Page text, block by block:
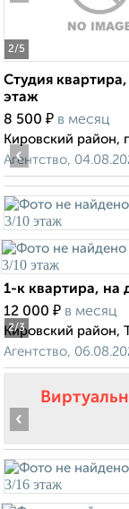
2/5
Студия
этаж
8 500 ₽ в месяц
Кировский район,
Агентство,
2/3
‹
1-к квартира, на
12 000 ₽ в месяц
Кировский район,
Агентство,
‹